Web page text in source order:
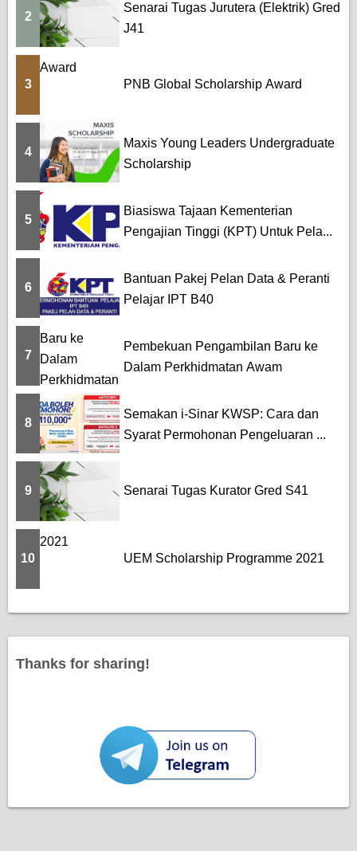
2
Senarai Tugas Jurutera (Elektrik) Gred
J41
3 PNB Global Scholarship Award
4
Maxis Young Leaders Undergraduate
Scholarship
5
Biasiswa Tajaan Kementerian
Pengajian Tinggi (KPT) Untuk Pela...
6
Bantuan Pakej Pelan Data & Peranti
Pelajar IPT B40
7
Pembekuan Pengambilan Baru ke
Dalam Perkhidmatan Awam
8
Semakan i-Sinar KWSP: Cara dan
Syarat Permohonan Pengeluaran ...
9 Senarai Tugas Kurator Gred S41
10 UEM Scholarship Programme 2021
Thanks for sharing!